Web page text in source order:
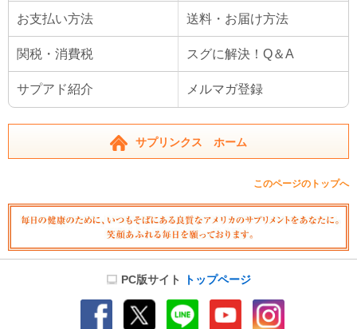
お支払い方法 送料・お届け方法
関税・消費税 スグに解決！Q＆A
サプアド紹介 メルマガ登録
サプリンクス ホーム
このページのトップへ
PC版サイト トップページ